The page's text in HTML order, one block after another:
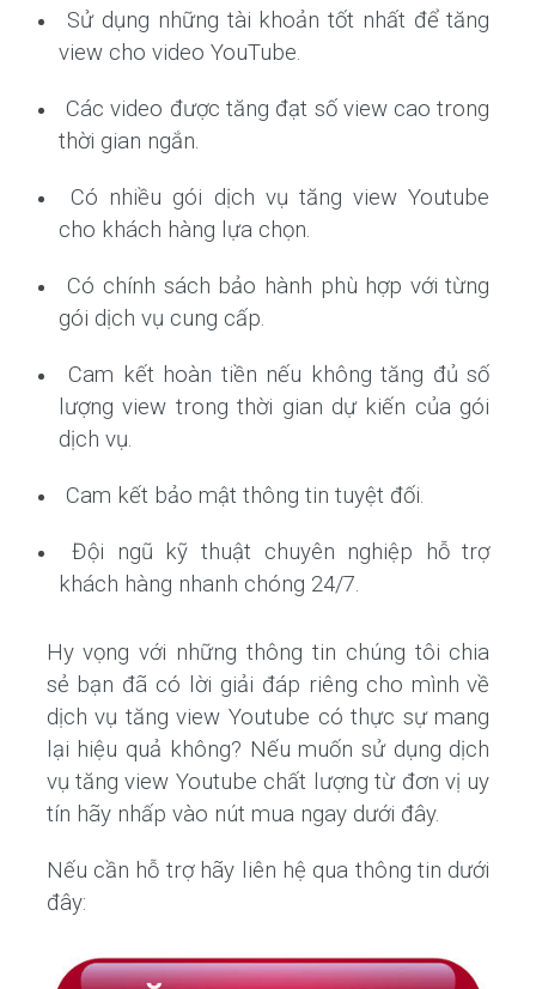
Sử dụng những tài khoản tốt nhất để tăng
view cho video YouTube.
Các video được tăng đạt số view cao trong
thời gian ngắn.
Có nhiều gói dịch vụ tăng view Youtube
cho khách hàng lựa chọn.
Có chính sách bảo hành phù hợp với từng
gói dịch vụ cung cấp.
Cam kết hoàn tiền nếu không tăng đủ số
lượng view trong thời gian dự kiến của gói
dịch vụ.
Cam kết bảo mật thông tin tuyệt đối.
Đội ngũ kỹ thuật chuyên nghiệp hỗ trợ
khách hàng nhanh chóng 24/7.
Hy vọng với những thông tin chúng tôi chia
sẻ bạn đã có lời giải đáp riêng cho mình về
dịch vụ tăng view Youtube có thực sự mang
lại hiệu quả không? Nếu muốn sử dụng dịch
vụ tăng view Youtube chất lượng từ đơn vị uy
tín hãy nhấp vào nút mua ngay dưới đây.
Nếu cần hỗ trợ hãy liên hệ qua thông tin dưới
đây: